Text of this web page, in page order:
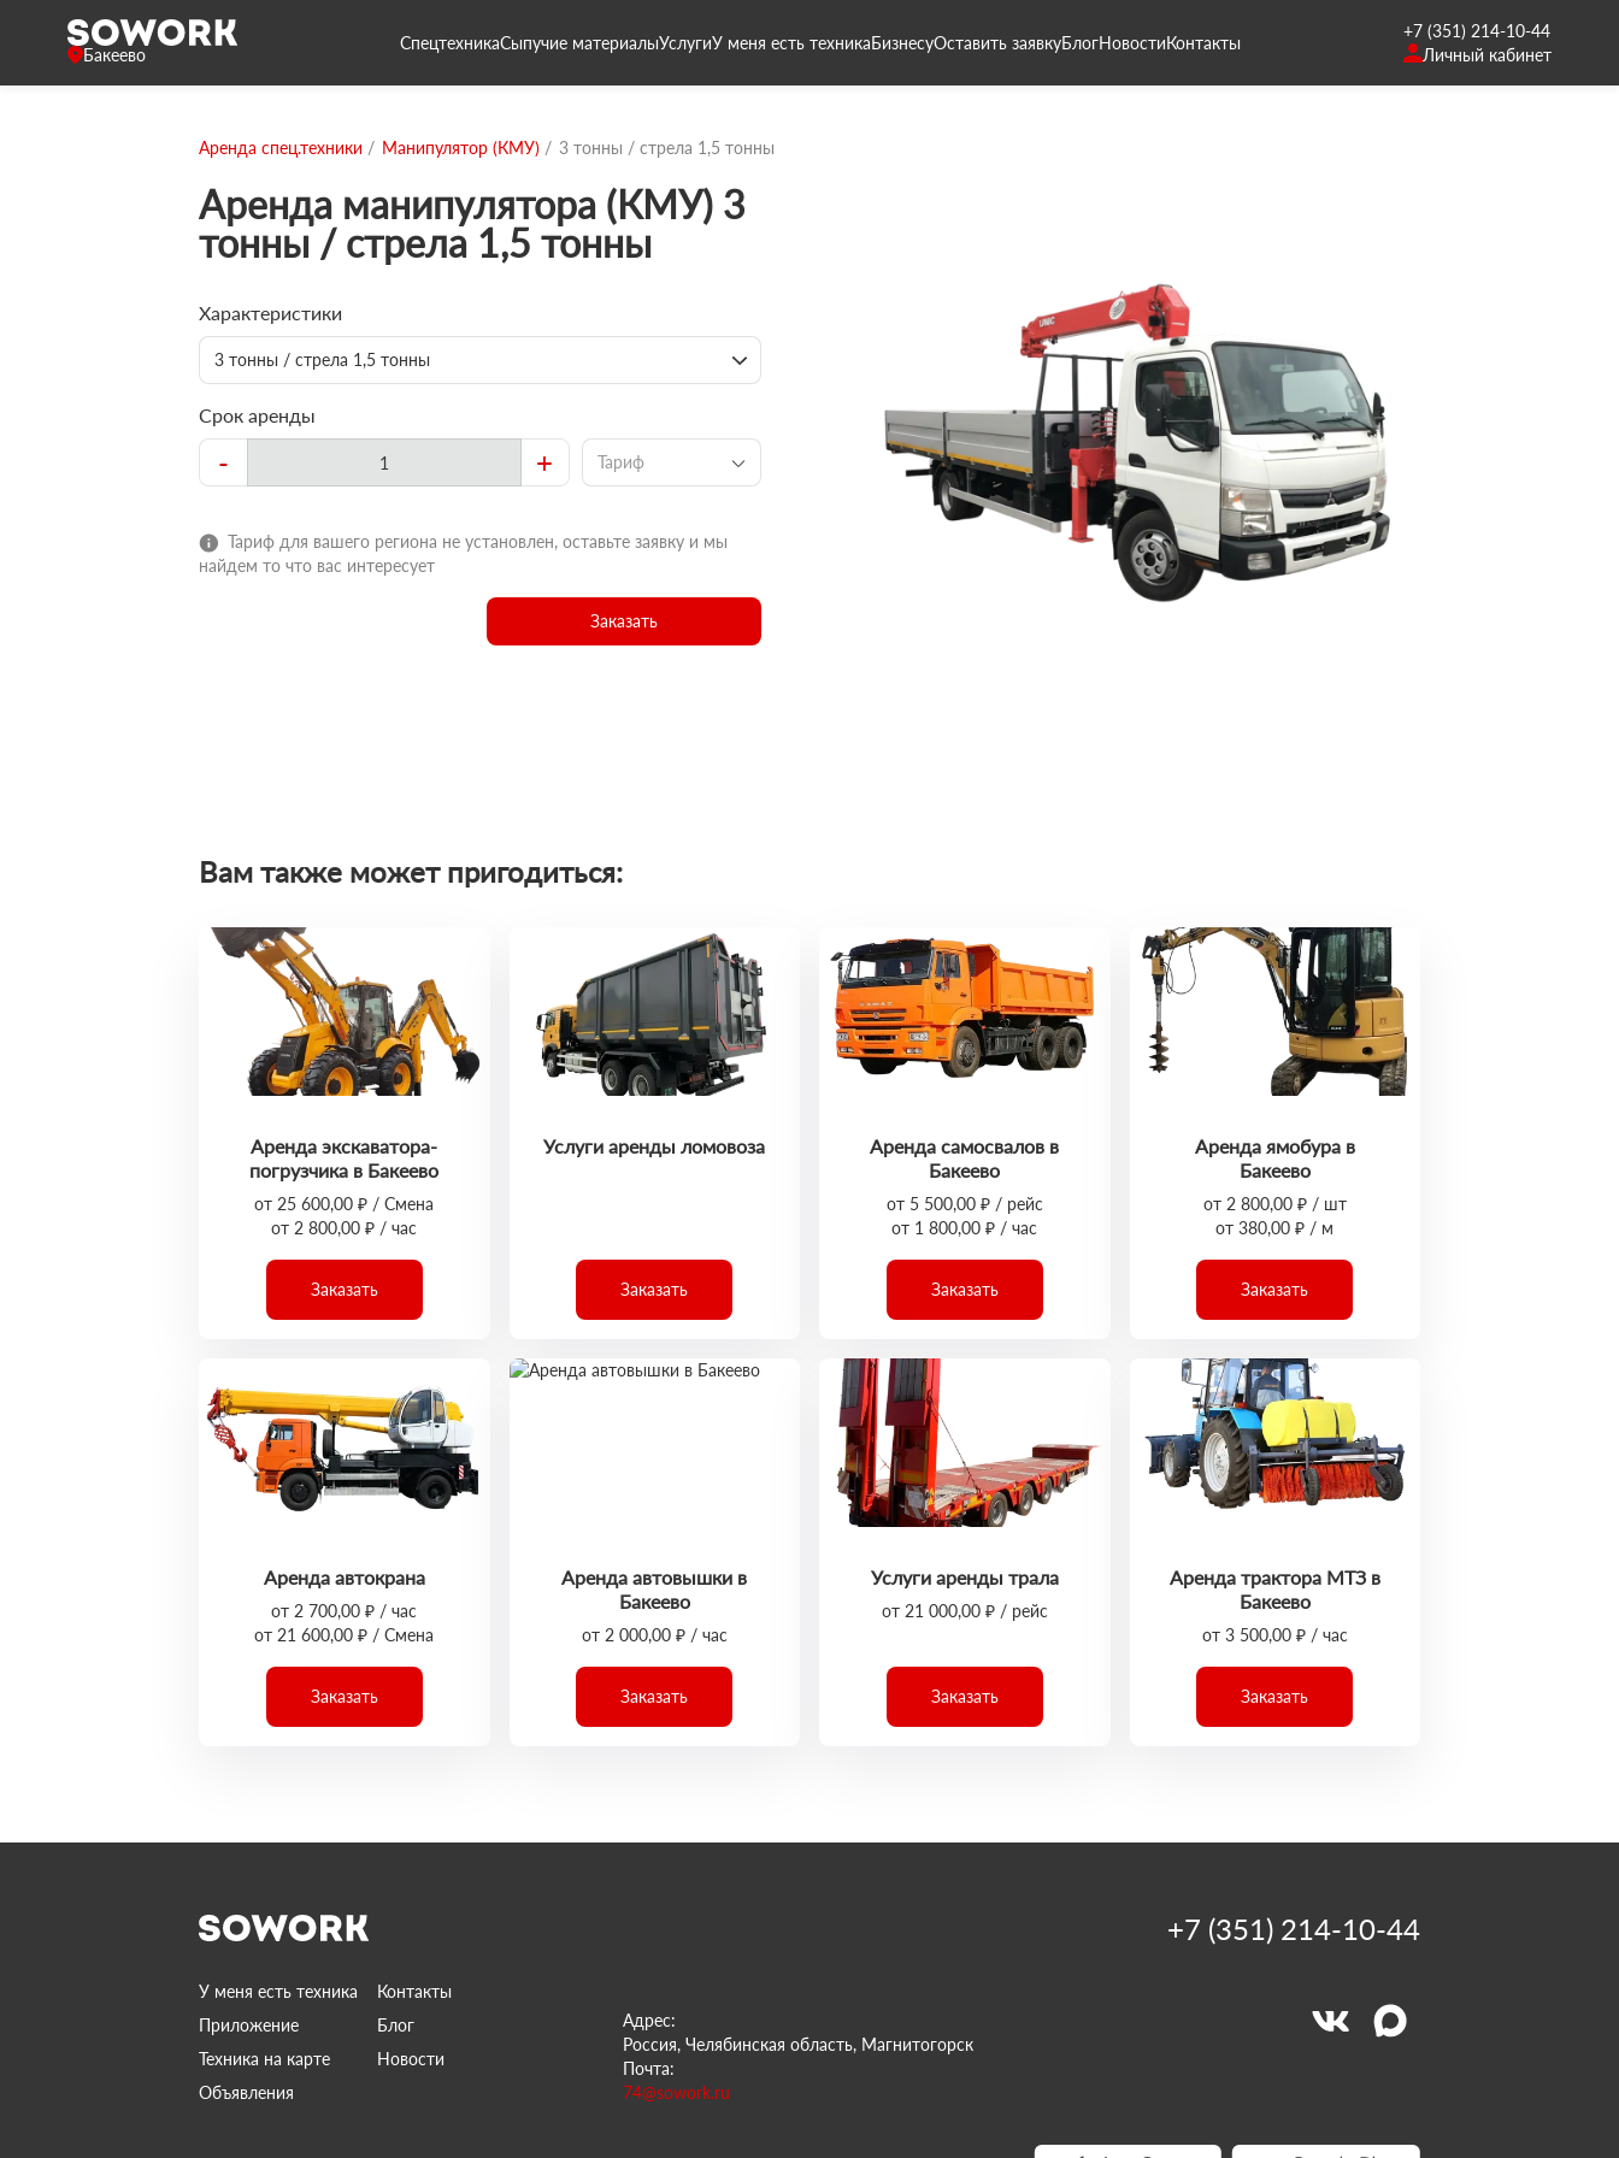
Бакеево
СпецтехникаСыпучие материалыУслугиУ меня есть техникаБизнесуОставить заявкуБлогНовостиКонтакты
+7 (351) 214-10-44
Личный кабинет
Аренда спец.техники Манипулятор (КМУ) 3 тонны / стрела 1,5 тонны
Аренда манипулятора (КМУ) 3
тонны / стрела 1,5 тонны
Характеристики
3 тонны / стрела 1,5 тонны
Срок аренды
- + Тариф
Тариф для вашего региона не установлен, оставьте заявку и мы
найдем то что вас интересует
Заказать
Вам также может пригодиться:
Аренда экскаватора-
погрузчика в Бакеево
от 25 600,00 ₽ / Смена
от 2 800,00 ₽ / час
Заказать
Услуги аренды ломовоза
Заказать
Аренда самосвалов в
Бакеево
от 5 500,00 ₽ / рейс
от 1 800,00 ₽ / час
Заказать
Аренда ямобура в
Бакеево
от 2 800,00 ₽ / шт
от 380,00 ₽ / м
Заказать
Аренда автокрана
от 2 700,00 ₽ / час
от 21 600,00 ₽ / Смена
Заказать
Аренда автовышки в
Бакеево
от 2 000,00 ₽ / час
Заказать
Услуги аренды трала
от 21 000,00 ₽ / рейс
Заказать
Аренда трактора МТЗ в
Бакеево
от 3 500,00 ₽ / час
Заказать
У меня есть техника
Контакты
Приложение
Блог
Техника на карте
Новости
Объявления
Адрес:
Россия, Челябинская область, Магнитогорск
Почта:
74@sowork.ru
+7 (351) 214-10-44